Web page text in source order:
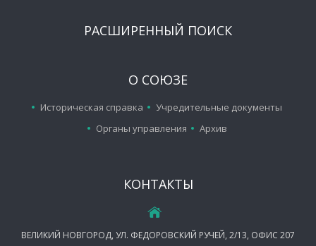
РАСШИРЕННЫЙ ПОИСК
О СОЮЗЕ
Историческая справка
Учредительные документы
Органы управления
Архив
КОНТАКТЫ
ВЕЛИКИЙ НОВГОРОД, УЛ. ФЕДОРОВСКИЙ РУЧЕЙ, 2/13, ОФИС 207